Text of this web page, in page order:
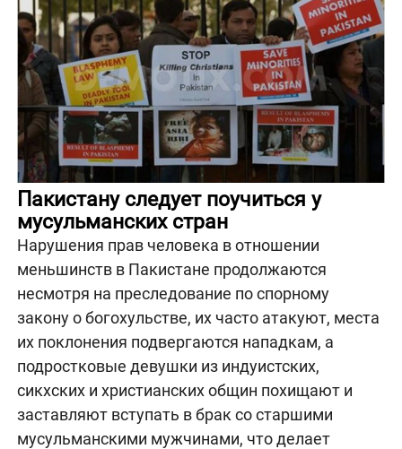
Пакистану следует поучиться у
мусульманских стран
Нарушения прав человека в отношении
меньшинств в Пакистане продолжаются
несмотря на преследование по спорному
закону о богохульстве, их часто атакуют, места
их поклонения подвергаются нападкам, а
подростковые девушки из индуистских,
сикхских и христианских общин похищают и
заставляют вступать в брак со старшими
мусульманскими мужчинами, что делает